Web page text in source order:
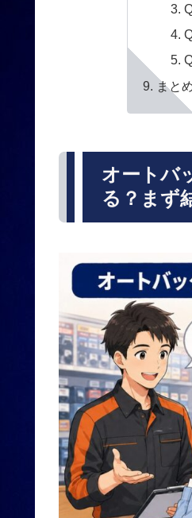
まと
オートバ
る？まず